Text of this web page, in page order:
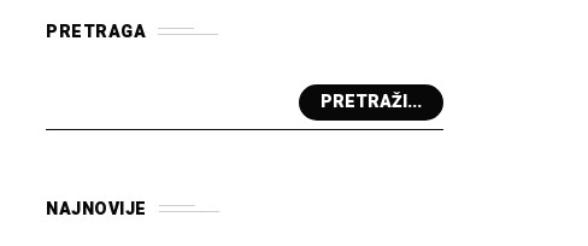
PRETRAGA
PRETRAŽI...
NAJNOVIJE